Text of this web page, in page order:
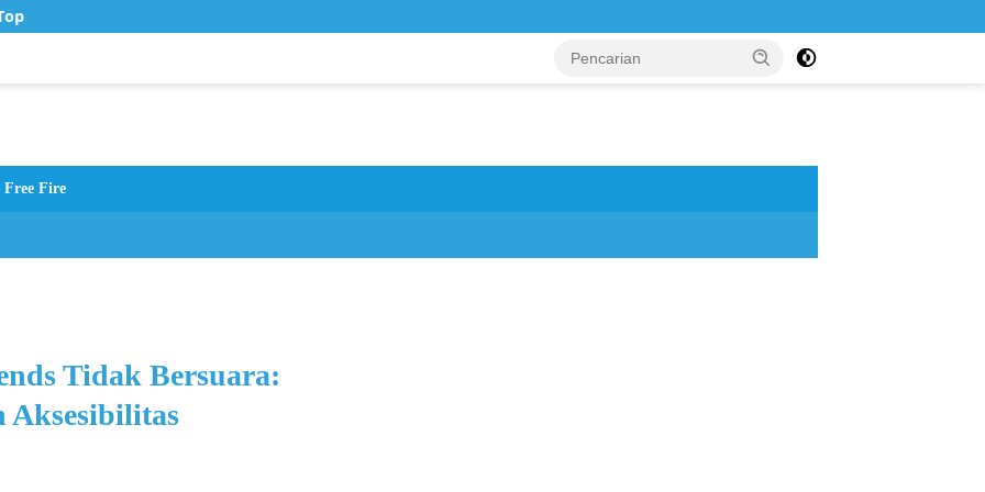
Up Murah di Zona Topup
Free Fire
Tidak Bersuara:
Aksesibilitas